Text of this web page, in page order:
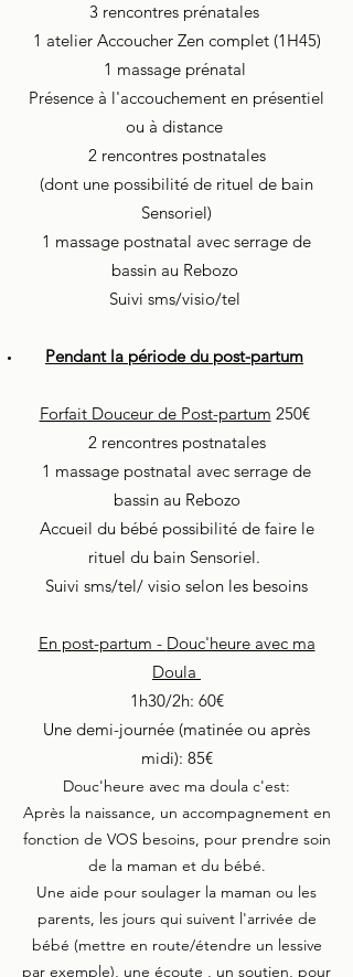
3 rencontres prénatales
1 atelier Accoucher Zen complet (1H45)
1 massage prénatal
Présence à l'accouchement en présentiel
ou à distance
2 rencontres postnatales
(dont une possibilité de rituel de bain
Sensoriel)
1 massage postnatal avec serrage de
bassin au Rebozo
Suivi sms/visio/tel
Pendant la période du post-partum
Forfait Douceur de Post-partum 250€
2 rencontres postnatales
1 massage postnatal avec serrage de
bassin au Rebozo
Accueil du bébé possibilité de faire le
rituel du bain Sensoriel.
Suivi sms/tel/ visio selon les besoins
En post-partum - Douc'heure avec ma
Doula
1h30/2h: 60€
Une demi-journée (matinée ou après
midi): 85€
Douc'heure avec ma doula c'est:
Après la naissance, un accompagnement en
fonction de VOS besoins, pour prendre soin
de la maman et du bébé.
Une aide pour soulager la maman ou les
parents, les jours qui suivent l'arrivée de
bébé (mettre en route/étendre un lessive
par exemple), une écoute , un soutien, pour